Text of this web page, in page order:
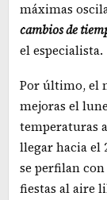
máximas
cambios de
el especialista.
Por último, el
mejoras el
temperaturas
llegar hacia el
se perfilan
fiestas al aire